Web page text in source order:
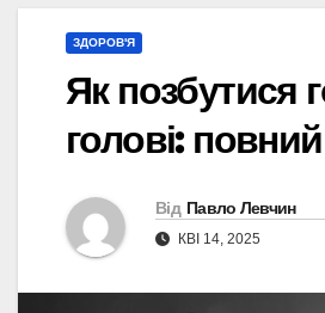
ЗДОРОВ'Я
Як позбутися
голові: повний
Від Павло Левчин
КВІ 14, 2025